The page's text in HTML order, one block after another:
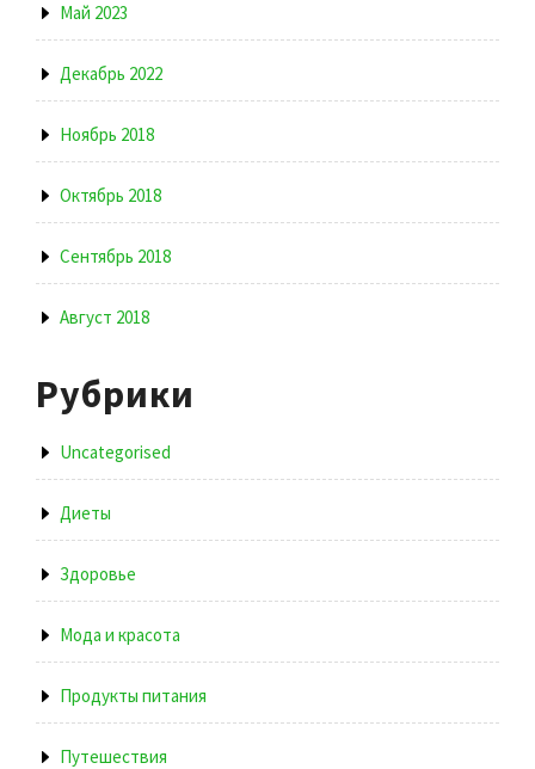
Май 2023
Декабрь 2022
Ноябрь 2018
Октябрь 2018
Сентябрь 2018
Август 2018
Рубрики
Uncategorised
Диеты
Здоровье
Мода и красота
Продукты питания
Путешествия